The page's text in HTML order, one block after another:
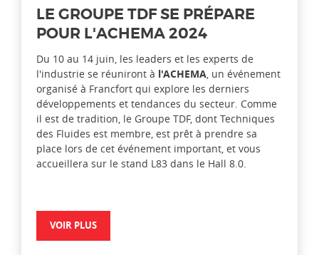
LE GROUPE TDF SE PRÉPARE
POUR L'ACHEMA 2024
Du 10 au 14 juin, les leaders et les experts de
l'industrie se réuniront à l'ACHEMA , un événement
organisé à Francfort qui explore les derniers
développements et tendances du secteur. Comme
il est de tradition, le Groupe TDF, dont Techniques
des Fluides est membre, est prêt à prendre sa
place lors de cet événement important, et vous
accueillera sur le stand L83 dans le Hall 8.0.
VOIR PLUS